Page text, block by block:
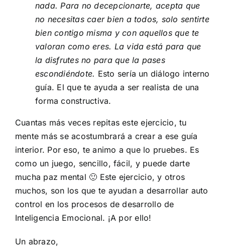
nada. Para no decepcionarte, acepta que
no necesitas caer bien a todos, solo sentirte
bien contigo misma y con aquellos que te
valoran como eres. La vida está para que
la disfrutes no para que la pases
escondiéndote. Esto sería un diálogo interno
guía. El que te ayuda a ser realista de una
forma constructiva.
Cuantas más veces repitas este ejercicio, tu
mente más se acostumbrará a crear a ese guía
interior. Por eso, te animo a que lo pruebes. Es
como un juego, sencillo, fácil, y puede darte
mucha paz mental 🙂 Este ejercicio, y otros
muchos, son los que te ayudan a desarrollar auto
control en los procesos de desarrollo de
Inteligencia Emocional. ¡A por ello!
Un abrazo,